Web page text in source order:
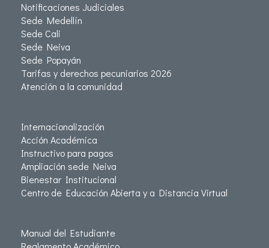
Notificaciones Judiciales
Sede Medellín
Sede Cali
Sede Neiva
Sede Popayán
Tarifas y derechos pecuniarios 2026
Atención a la comunidad
Internacionalización
Acción Académica
Instructivo para pagos
Ampliación sede Neiva
Bienestar Institucional
Centro de Educación Abierta y a Distancia Virtual
Manual del Estudiante